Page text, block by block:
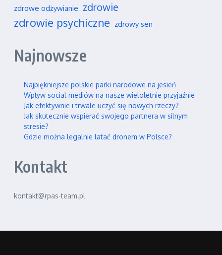
zdrowe odżywianie zdrowie
zdrowie psychiczne zdrowy sen
Najnowsze
Najpiękniejsze polskie parki narodowe na jesień
Wpływ social mediów na nasze wieloletnie przyjaźnie
Jak efektywnie i trwale uczyć się nowych rzeczy?
Jak skutecznie wspierać swojego partnera w silnym
stresie?
Gdzie można legalnie latać dronem w Polsce?
Kontakt
kontakt@rpas-team.pl